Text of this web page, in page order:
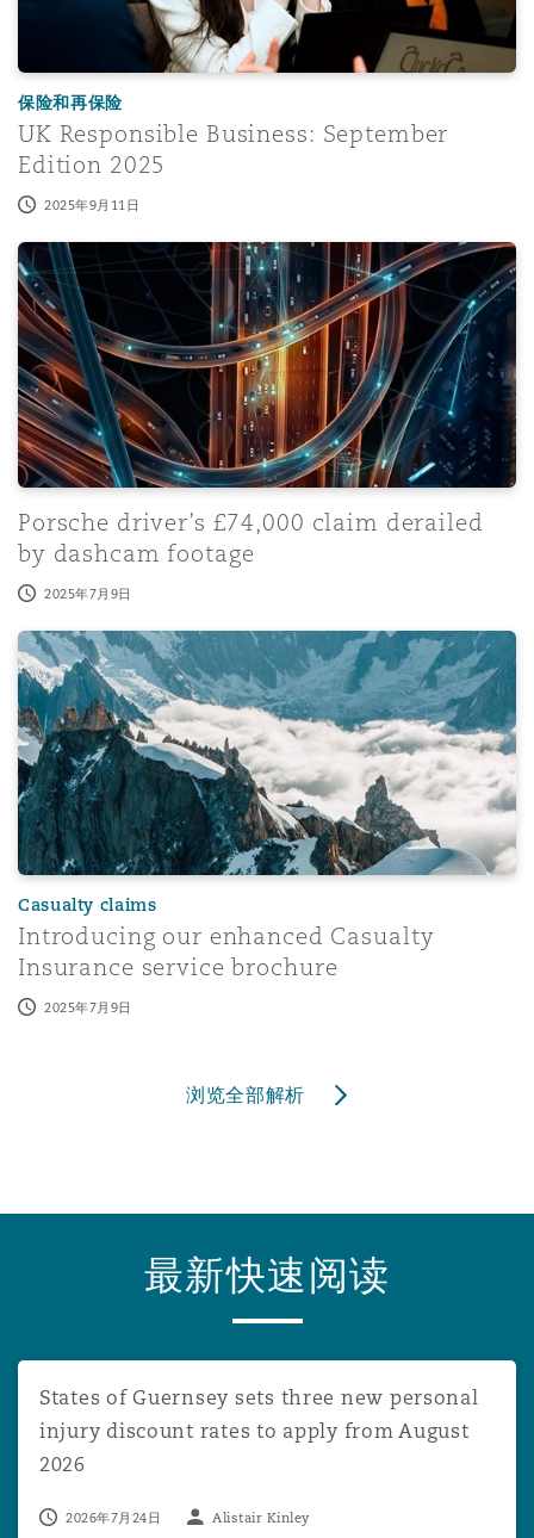
保险和再保险
UK Responsible Business: September
Edition 2025
2025年9月11日
Porsche driver’s £74,000 claim derailed by dashcam
Porsche driver’s £74,000 claim derailed
by dashcam footage
2025年7月9日
Introducing our enhanced Casualty Insurance service
Casualty claims
Introducing our enhanced Casualty
Insurance service brochure
2025年7月9日
浏览全部解析
最新快速阅读
States of Guernsey sets three new personal
injury discount rates to apply from August
2026
2026年7月24日 Alistair Kinley